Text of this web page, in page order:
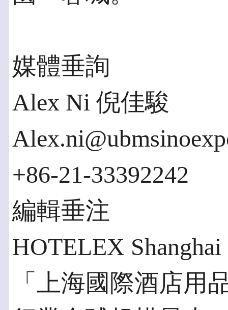
媒體垂詢
Alex Ni 倪佳駿
+86-21-33392242
編輯垂注
HOTELEX Shanghai
「上海國際酒店用